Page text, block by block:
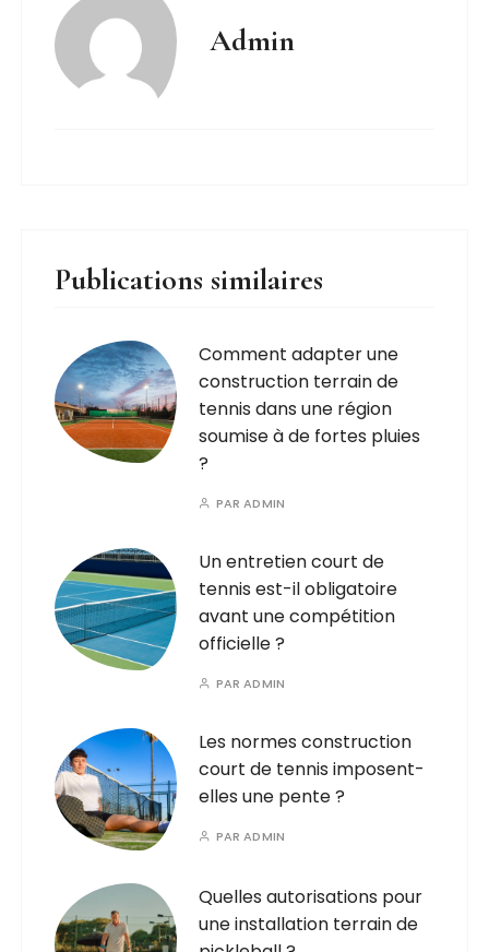
Admin
Publications similaires
Comment adapter une
construction terrain de
tennis dans une région
soumise à de fortes pluies
?
PARADMIN
Un entretien court de
tennis est-il obligatoire
avant une compétition
officielle ?
PARADMIN
Les normes construction
court de tennis imposent-
elles une pente ?
PARADMIN
Quelles autorisations pour
une installation terrain de